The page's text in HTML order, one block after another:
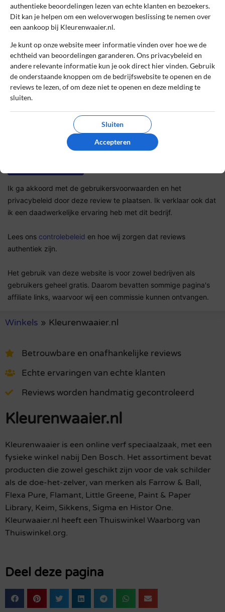
Sterrenbeoordeling *
De review *
Ik ga akkoord met de gebruikersvoorwaarden en het
privacybeleid door deze review te plaatsen. Ik verklaar ook dat
ik een daadwerkelijke ervaring heb met dit bedrijf.
Lees ons controlebeleid en hoe wij zorgen dat reviews
authentiek zijn.
Het gebruik van deze website is voor zowel bedrijven als
gebruikers geheel gratis. Daarom bevatten sommige pagina's
affiliate links, waarvoor wij een commissie kunnen ontvangen.
Winkels » Kleurenwaaier.nl
Betrouwbare en onafhankelijke reviews
Echte ervaringen van echte klanten
Reviews worden handmatig gecontroleerd
Kleurenwaaier.nl
Kleurenwaaier is een online verf speciaalzaak, met een
fysieke winkel nabij Den Bosch. Het assortiment bevat
producten die zowel geschikt zijn voor de vak schilder
als de doe-het-zelver, van merken als Farrow & Ball,
Flexa Pure, Flamant, Little Greene, Paint & Paper
Library, Keim, Sikkens, Sigma en Histor One.
Kleurwaaier.nl heeft een Thuiswinkel Waarborg van
Thuiswinkel.org.
Deel deze pagina
authentieke beoordelingen lezen van echte klanten en bezoekers.
Dit kan je helpen om een weloverwogen beslissing te nemen over
een aankoop bij Kleurenwaaier.nl.
Je kunt op onze website meer informatie vinden over hoe we de
echtheid van beoordelingen garanderen. Ons privacybeleid en
andere relevante informatie kun je ook direct hier vinden. Gebruik
de onderstaande knoppen om de bedrijfswebsite te openen en de
reviews te lezen, of om deze niet te openen en deze melding te
sluiten.
Sluiten
Accepteren